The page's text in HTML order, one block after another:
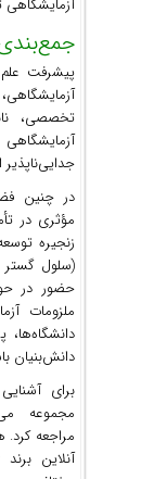
آزمایشگاهی
پیشرفت
تخصصی،
در چنین
مؤثری در
زنجیره
(سلول گستر
حضور در
ملزومات
دانش‌بنیان
برای
آنلاین